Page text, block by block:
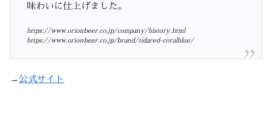
味わいに仕上げました。
https://www.orionbeer.co.jp/company/history.html
https://www.orionbeer.co.jp/brand/tidared-coralblue/
→ 公式サイト